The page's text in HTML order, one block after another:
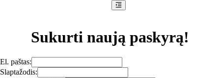
Sukurti naują paskyrą!
El. paštas:
Slaptažodis: